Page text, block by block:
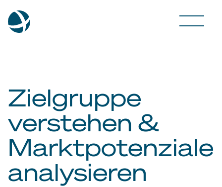
Zielgruppe
verstehen &
Marktpotenziale
analysieren